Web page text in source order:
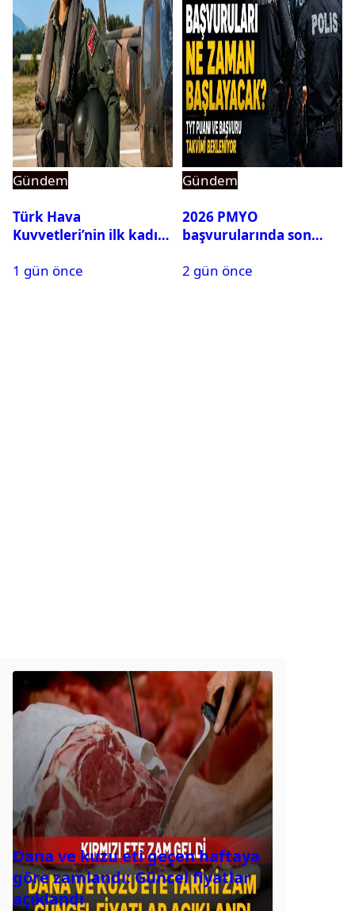
Gündem
Türk Hava
Kuvvetleri’nin ilk kadın
Karapınar hakkında
1 gün önce
Gündem
2026 PMYO
başvurularında son
2 gün önce
Dana ve kuzu eti geçen haftaya
göre zamlandı: Güncel fiyatlar
açıklandı